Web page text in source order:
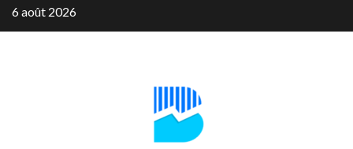
Aller
au
6 août 2026